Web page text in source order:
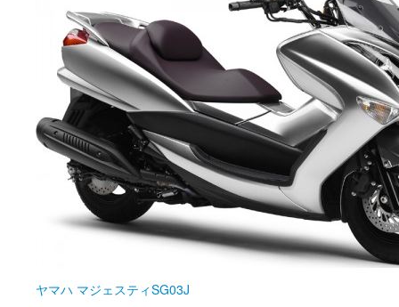
ヤマハ マジェスティSG03J